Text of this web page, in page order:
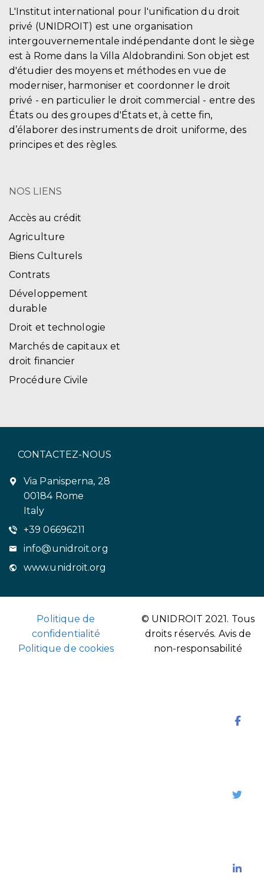
L'Institut international pour l'unification du droit
privé (UNIDROIT) est une organisation
intergouvernementale indépendante dont le siège
est à Rome dans la Villa Aldobrandini. Son objet est
d'étudier des moyens et méthodes en vue de
moderniser, harmoniser et coordonner le droit
privé - en particulier le droit commercial - entre des
États ou des groupes d'États et, à cette fin,
d’élaborer des instruments de droit uniforme, des
principes et des règles.
NOS LIENS
Accès au crédit
Agriculture
Biens Culturels
Contrats
Développement
durable
Droit et technologie
Marchés de capitaux et
droit financier
Procédure Civile
CONTACTEZ-NOUS
Via Panisperna, 28
00184 Rome
Italy
+39 06696211
info@unidroit.org
www.unidroit.org
Politique de
confidentialité
Politique de cookies
© UNIDROIT 2021. Tous
droits réservés. Avis de
non-responsabilité